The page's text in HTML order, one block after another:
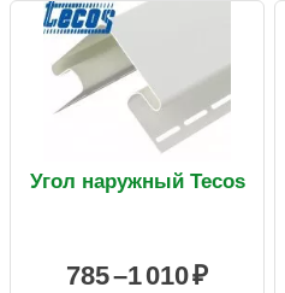
Угол наружный Tecos
785 –1 010